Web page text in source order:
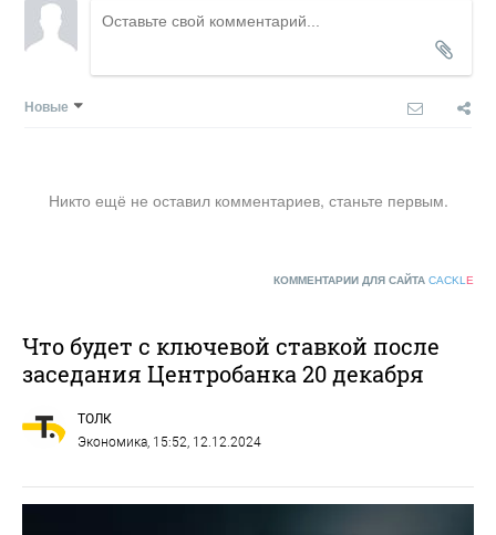
Новые
Никто ещё не оставил комментариев, станьте первым.
КОММЕНТАРИИ ДЛЯ САЙТА CACKL E
Что будет с ключевой ставкой после
заседания Центробанка 20 декабря
ТОЛК
Экономика, 15:52, 12.12.2024